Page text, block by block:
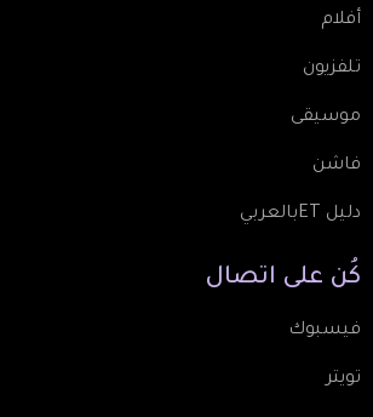
أفلام
تلفزيون
موسيقى
فاشن
دليل ETبالعربي
كُن على اتصال
فيسبوك
تويتر